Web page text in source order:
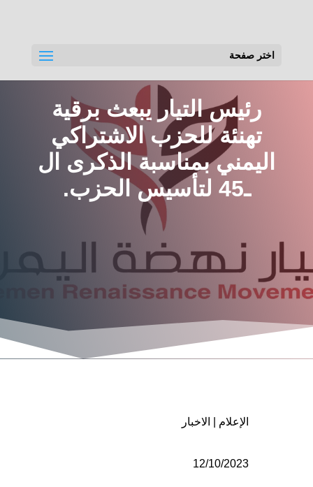
اختر صفحة
رئيس التيار يبعث برقية
تهنئة للحزب الاشتراكي
اليمني بمناسبة الذكرى ال
ـ45 لتأسيس الحزب.
الإعلام الاخبار
12/10/2023